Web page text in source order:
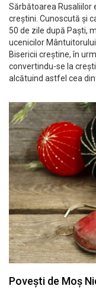
Sărbătoarea Rusaliilor
creștini. Cunoscută și
50 de zile după Paști,
ucenicilor
Bisericii creștine, în
convertindu-se la
alcătuind astfel cea
Povești de Moș